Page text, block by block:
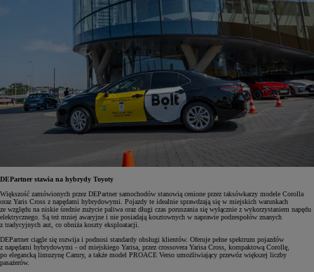
DEPartner stawia na hybrydy Toyoty
Większość zamówionych przez DEPartner samochodów stanowią cenione przez taksówkarzy modele Corolla
oraz Yaris Cross z napędami hybrydowymi. Pojazdy te idealnie sprawdzają się w miejskich warunkach
ze względu na niskie średnie zużycie paliwa oraz długi czas poruszania się wyłącznie z wykorzystaniem napędu
elektrycznego. Są też mniej awaryjne i nie posiadają kosztownych w naprawie podzespołów znanych
z tradycyjnych aut, co obniża koszty eksploatacji.
DEPartner ciągle się rozwija i podnosi standardy obsługi klientów. Oferuje pełne spektrum pojazdów
z napędami hybrydowymi - od miejskiego Yarisa, przez crossovera Yarisa Cross, kompaktową Corollę,
po elegancką limuzynę Camry, a także model PROACE Verso umożliwiający przewóz większej liczby
pasażerów.